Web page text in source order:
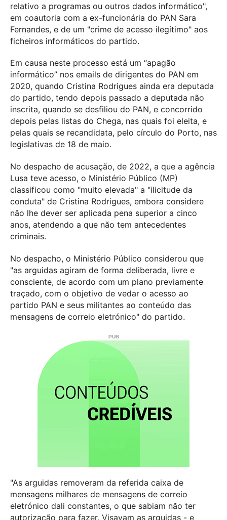
relativo a programas ou outros dados informático",
em coautoria com a ex-funcionária do PAN Sara
Fernandes, e de um "crime de acesso ilegítimo" aos
ficheiros informáticos do partido.
Em causa neste processo está um “apagão
informático” nos emails de dirigentes do PAN em
2020, quando Cristina Rodrigues ainda era deputada
do partido, tendo depois passado a deputada não
inscrita, quando se desfiliou do PAN, e concorrido
depois pelas listas do Chega, nas quais foi eleita, e
pelas quais se recandidata, pelo círculo do Porto, nas
legislativas de 18 de maio.
No despacho de acusação, de 2022, a que a agência
Lusa teve acesso, o Ministério Público (MP)
classificou como "muito elevada" a "ilicitude da
conduta" de Cristina Rodrigues, embora considere
não lhe dever ser aplicada pena superior a cinco
anos, atendendo a que não tem antecedentes
criminais.
No despacho, o Ministério Público considerou que
"as arguidas agiram de forma deliberada, livre e
consciente, de acordo com um plano previamente
traçado, com o objetivo de vedar o acesso ao
partido PAN e seus militantes ao conteúdo das
mensagens de correio eletrónico" do partido.
"As arguidas removeram da referida caixa de
mensagens milhares de mensagens de correio
eletrónico dali constantes, o que sabiam não ter
autorização para fazer. Visavam as arguidas - e